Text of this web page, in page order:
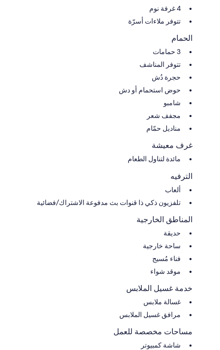
4 غرفة نوم
تتوفر ملاءات أسرّة
الحمام
3 حمامات
تتوفر المناشف
حجرة دُش
حوض استحمام أو دش
شامبو
مجفف شعر
مناديل حمّام
غرف معيشة
مائدة لتناول الطعام
الترفيه
ألعاب
تلفزيون ذكي ذا قنوات بث مدفوعة الاشتراك/فضائية
المناطق الخارجية
حديقة
ساحة خارجية
فناء مُسيج
موقد شواء
خدمة غسيل الملابس
غسالة ملابس
مرافق غسيل الملابس
مساحات مخصصة للعمل
شاشة كمبيوتر